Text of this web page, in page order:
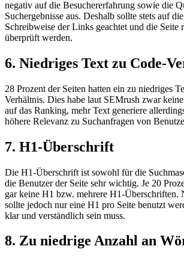
negativ auf die Besuchererfahrung sowie die
Suchergebnisse aus. Deshalb sollte stets auf
Schreibweise der Links geachtet und die Seite
überprüft werden.
6. Niedriges Text zu Code-
28 Prozent der Seiten hatten ein zu niedriges
Verhältnis. Dies habe laut SEMrush zwar
auf das Ranking, mehr Text generiere
höhere Relevanz zu Suchanfragen von
7. H1-Überschrift
Die H1-Überschrift ist sowohl für die
die Benutzer der Seite sehr wichtig. Je 20
gar keine H1 bzw. mehrere H1-Überschriften.
sollte jedoch nur eine H1 pro Seite benutzt
klar und verständlich sein muss.
8. Zu niedrige Anzahl an